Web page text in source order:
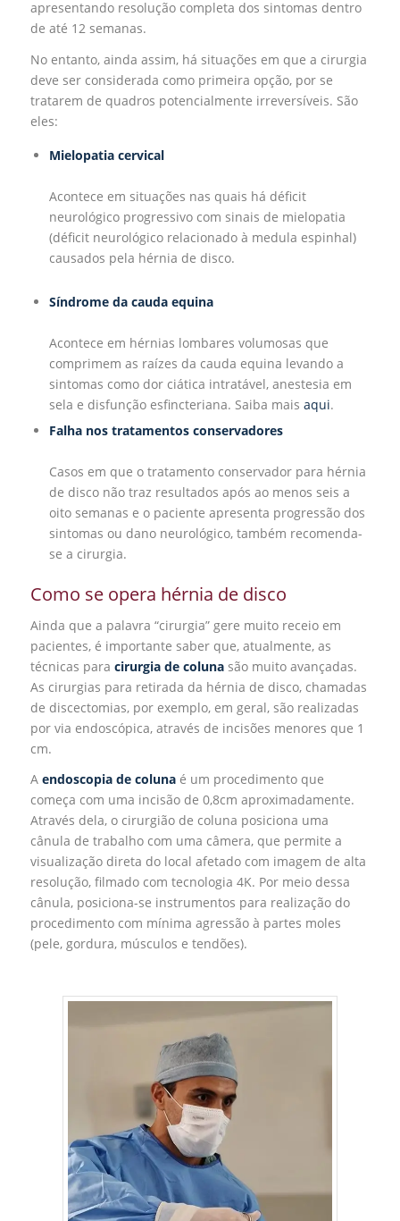
apresentando resolução completa dos sintomas dentro
de até 12 semanas.
No entanto, ainda assim, há situações em que a cirurgia
deve ser considerada como primeira opção, por se
tratarem de quadros potencialmente irreversíveis. São
eles:
Mielopatia cervical
Acontece em situações nas quais há déficit
neurológico progressivo com sinais de mielopatia
(déficit neurológico relacionado à medula espinhal)
causados pela hérnia de disco.
Síndrome da cauda equina
Acontece em hérnias lombares volumosas que
comprimem as raízes da cauda equina levando a
sintomas como dor ciática intratável, anestesia em
sela e disfunção esfincteriana. Saiba mais aqui.
Falha nos tratamentos conservadores
Casos em que o tratamento conservador para hérnia
de disco não traz resultados após ao menos seis a
oito semanas e o paciente apresenta progressão dos
sintomas ou dano neurológico, também recomenda-
se a cirurgia.
Como se opera hérnia de disco
Ainda que a palavra “cirurgia” gere muito receio em
pacientes, é importante saber que, atualmente, as
técnicas para cirurgia de colunasão muito avançadas.
As cirurgias para retirada da hérnia de disco, chamadas
de discectomias, por exemplo, em geral, são realizadas
por via endoscópica, através de incisões menores que 1
cm.
A endoscopia de colunaé um procedimento que
começa com uma incisão de 0,8cm aproximadamente.
Através dela, o cirurgião de coluna posiciona uma
cânula de trabalho com uma câmera, que permite a
visualização direta do local afetado com imagem de alta
resolução, filmado com tecnologia 4K. Por meio dessa
cânula, posiciona-se instrumentos para realização do
procedimento com mínima agressão à partes moles
(pele, gordura, músculos e tendões).